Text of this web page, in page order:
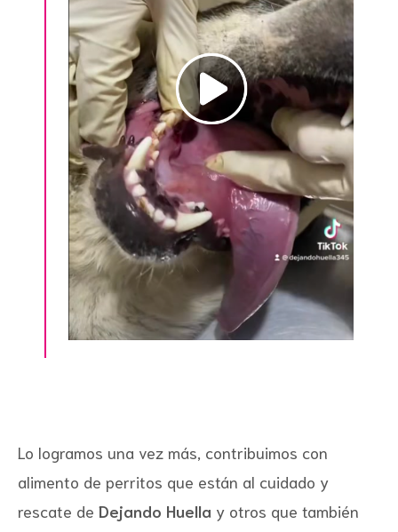
Lo logramos una vez más, contribuimos con
alimento de perritos que están al cuidado y
rescate de Dejando Huella y otros que también